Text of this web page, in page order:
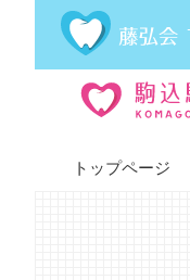
トップページ